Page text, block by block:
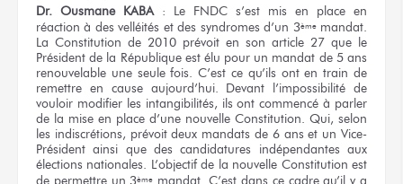
Dr. Ousmane KABA: Le FNDC s’est mis en place en
réaction à des velléités et des syndromes d’un 3èmemandat.
La Constitution de 2010 prévoit en son article 27 que le
Président de la République est élu pour un mandat de 5 ans
renouvelable une seule fois. C’est ce qu’ils ont en train de
remettre en cause aujourd’hui. Devant l’impossibilité de
vouloir modifier les intangibilités, ils ont commencé à parler
de la mise en place d’une nouvelle Constitution. Qui, selon
les indiscrétions, prévoit deux mandats de 6 ans et un Vice-
Président ainsi que des candidatures indépendantes aux
élections nationales. L’objectif de la nouvelle Constitution est
de permettre un 3ème mandat. C’est dans ce cadre qu’il y a